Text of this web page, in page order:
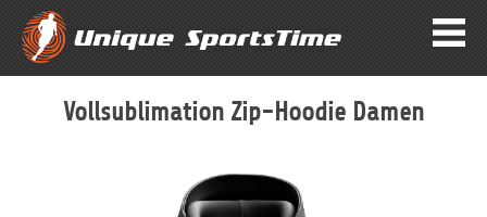
Vollsublimation Zip-Hoodie Damen